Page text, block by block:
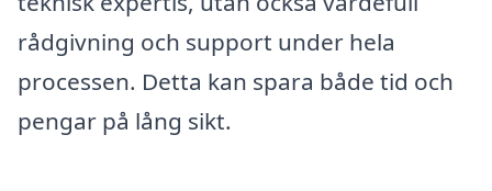
rådgivning och support under hela
processen. Detta kan spara både tid och
pengar på lång sikt.